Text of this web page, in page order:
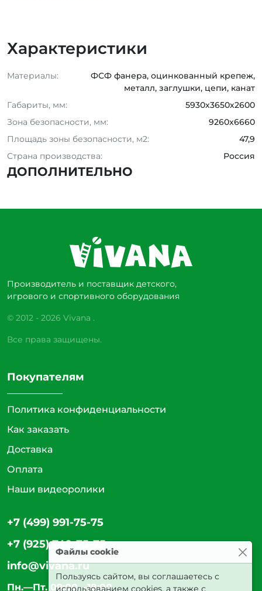
Характеристики
Материалы:
ФСФ фанера, оцинкованный крепеж,
металл, заглушки, цепи, канат
Габариты, мм:
5930х3650х2600
Зона безопасности, мм:
9260x6660
Площадь зоны безопасности, м2:
47,9
Страна производства:
Россия
ДОПОЛНИТЕЛЬНО
Производитель и поставщик детского,
игрового и спортивного оборудования
© 2012 - 2026 Vivana .
Все права защищены.
Покупателям
Политика конфиденциальности
Как заказать
Доставка
Оплата
Наши видеоролики
+7 (499) 991-75-75
+7 (925) 740-75-75
info@vivana.ru
Пн.—Пт. 09:00—18:00
Файлы cookie
Пользуясь сайтом, вы соглашаетесь с
использованием cookies, а также с